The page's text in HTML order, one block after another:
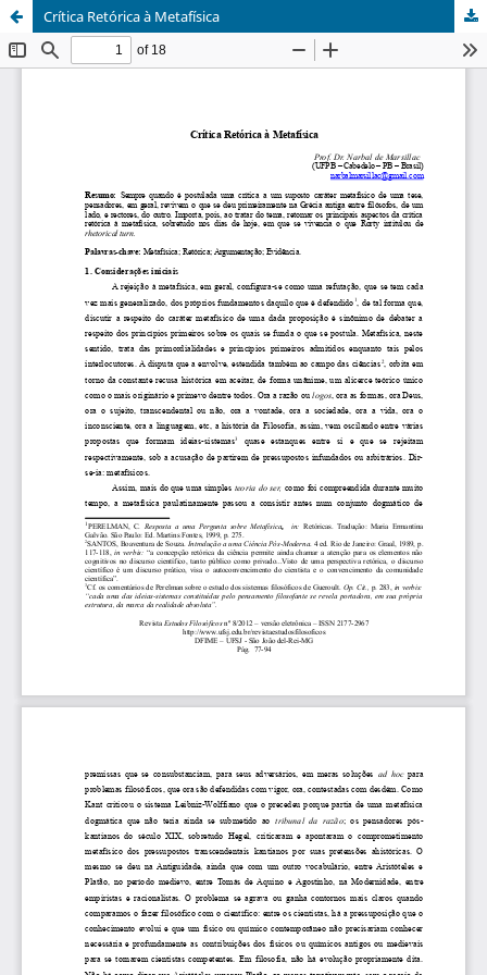
Crítica Retórica à Metafísica